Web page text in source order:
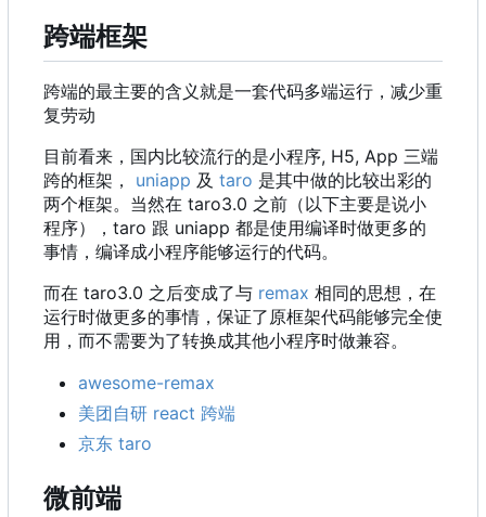
跨端框架
跨端的最主要的含义就是一套代码多端运行，减少重
复劳动
目前看来，国内比较流行的是小程序, H5, App 三端
跨的框架， uniapp 及 taro 是其中做的比较出彩的
两个框架。当然在 taro3.0 之前 （以下主要是说小
程序） ， taro 跟 uniapp 都是使用编译时做更多的
事情，编译成小程序能够运行的代码。
而在 taro3.0 之后变成了与 remax 相同的思想，在
运行时做更多的事情，保证了原框架代码能够完全使
用，而不需要为了转换成其他小程序时做兼容。
awesome-remax
美团自研 react 跨端
京东 taro
微前端